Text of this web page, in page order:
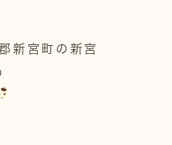
新宮町の新宮